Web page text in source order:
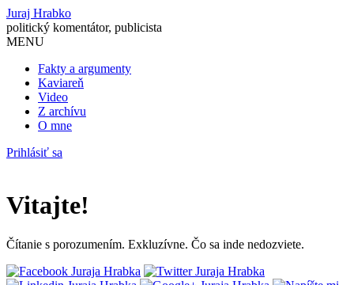
Juraj Hrabko
politický komentátor, publicista
MENU
Fakty a argumenty
Kaviareň
Video
Z archívu
O mne
Prihlásiť sa
Vitajte!
Čítanie s porozumením. Exkluzívne. Čo sa inde nedozviete.